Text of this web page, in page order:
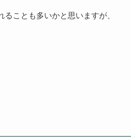
ことも多いかと思いますが、